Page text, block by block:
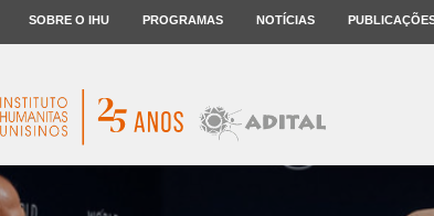
SOBRE O IHU PROGRAMAS NOTÍCIAS